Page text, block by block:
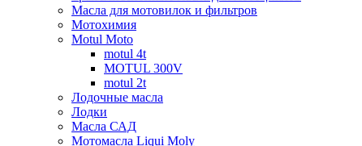
Масла для мотовилок и фильтров
Мотохимия
Motul Moto
motul 4t
MOTUL 300V
motul 2t
Лодочные масла
Лодки
Масла САД
Мотомасла Liqui Moly